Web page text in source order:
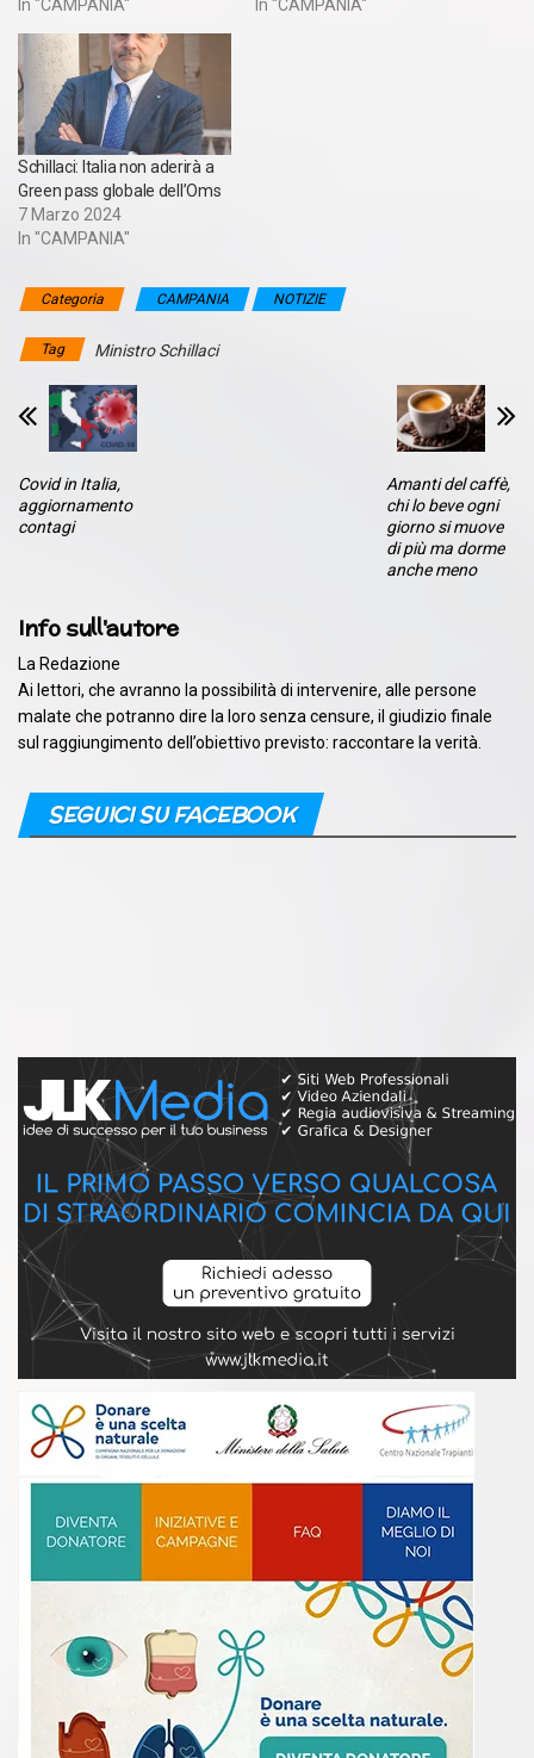
In "CAMPANIA" In "CAMPANIA"
Schillaci: Italia non aderirà a
Green pass globale dell’Oms
7 Marzo 2024
In "CAMPANIA"
Categoria CAMPANIA NOTIZIE
Tag Ministro Schillaci
Covid in Italia,
aggiornamento
contagi
Amanti del caffè,
chi lo beve ogni
giorno si muove
di più ma dorme
anche meno
Info sull'autore
La Redazione
Ai lettori, che avranno la possibilità di intervenire, alle persone
malate che potranno dire la loro senza censure, il giudizio finale
sul raggiungimento dell’obiettivo previsto: raccontare la verità.
SEGUICI SU FACEBOOK